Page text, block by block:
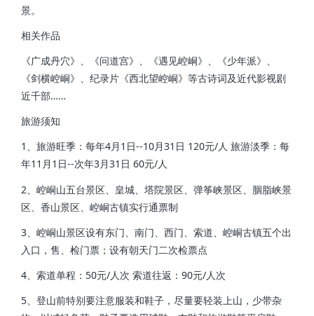
景。
相关作品
《广成丹穴》、《问道宫》、《遇见崆峒》、《少年派》、
《剑横崆峒》、纪录片《西北望崆峒》等古诗词及近代影视剧
近千部……
旅游须知
1、旅游旺季：每年4月1日--10月31日 120元/人 旅游淡季：每
年11月1日--次年3月31日 60元/人
2、崆峒山五台景区、皇城、塔院景区、弹筝峡景区、胭脂峡景
区、香山景区、崆峒古镇实行通票制
3、崆峒山景区设有东门、南门、西门、索道、崆峒古镇五个出
入口，售、检门票；设有朝天门二次检票点
4、索道单程：50元/人次 索道往返：90元/人次
5、登山前特别要注意服装和鞋子，尽量要轻装上山，少带杂